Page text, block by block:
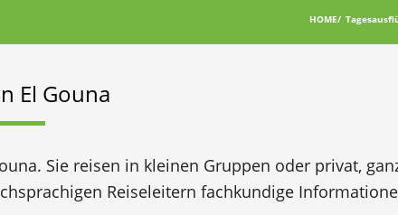
HOME
El Gouna
Sie reisen in kleinen Gruppen oder privat,
Reiseleitern fachkundige